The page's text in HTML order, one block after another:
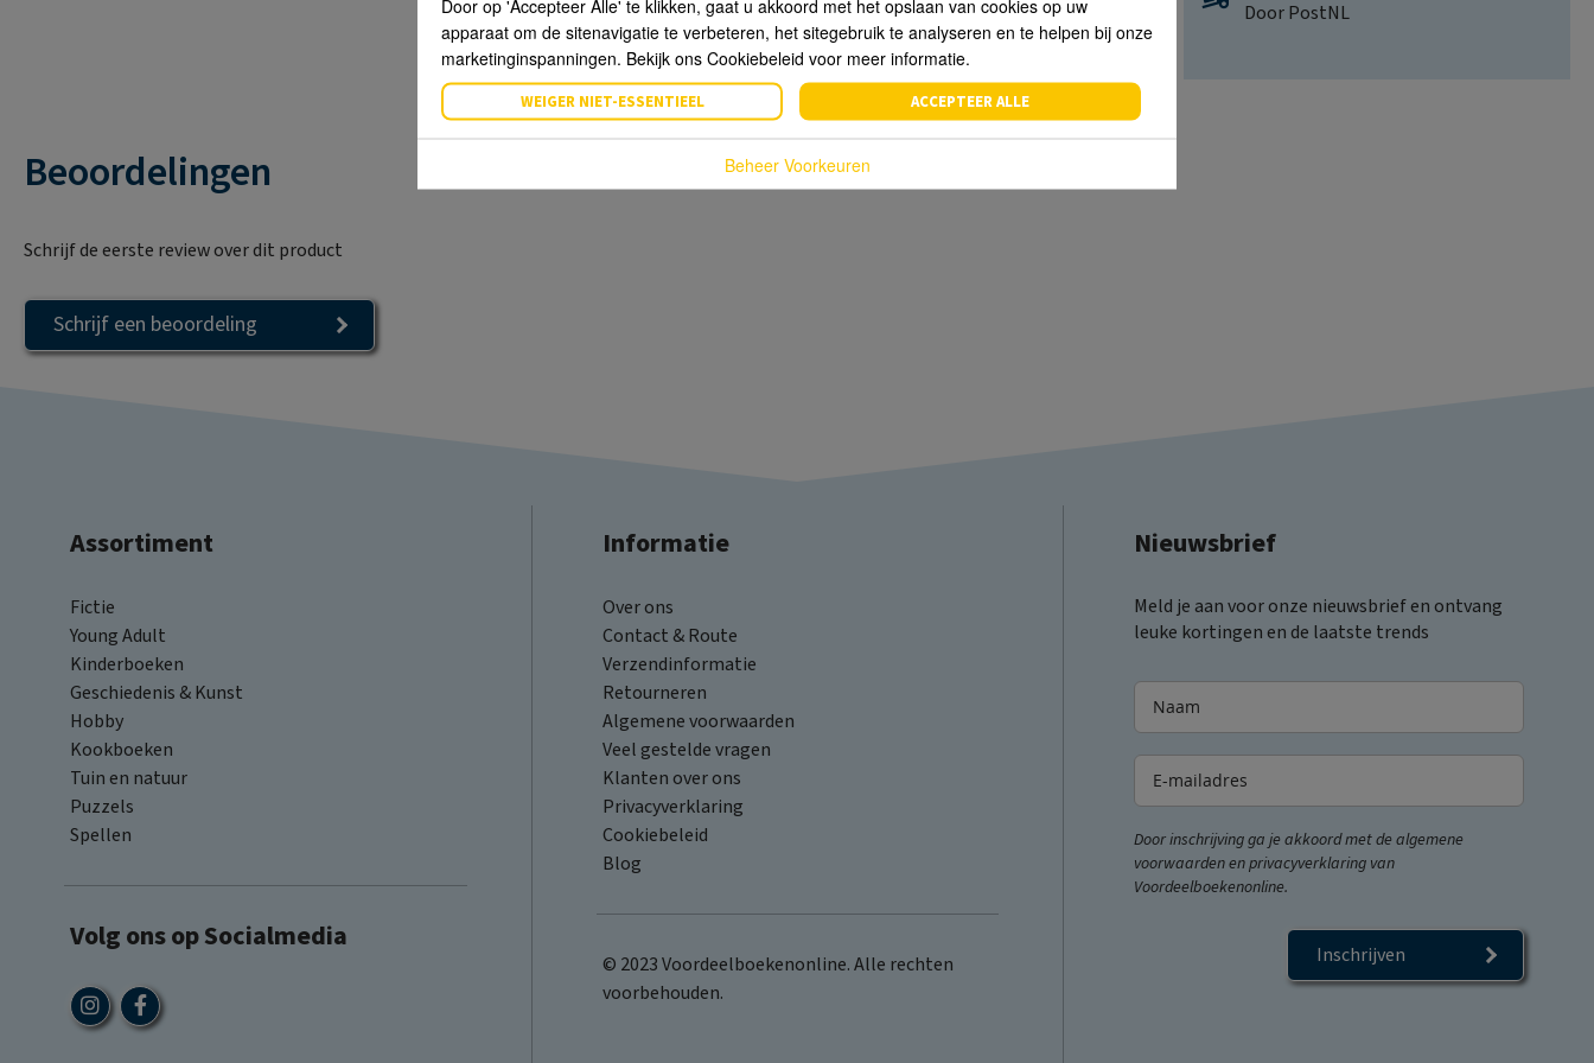
Door PostNL
Beoordelingen
Schrijf de eerste review over dit product
Schrijf een beoordeling
Assortiment
Fictie
Young Adult
Kinderboeken
Geschiedenis & Kunst
Hobby
Kookboeken
Tuin en natuur
Puzzels
Spellen
Volg ons op Socialmedia
Informatie
Over ons
Contact & Route
Verzendinformatie
Retourneren
Algemene voorwaarden
Veel gestelde vragen
Klanten over ons
Privacyverklaring
Cookiebeleid
Blog
© 2023 Voordeelboekenonline. Alle rechten
voorbehouden.
Nieuwsbrief
Meld je aan voor onze nieuwsbrief en ontvang
leuke kortingen en de laatste trends
Door inschrijving ga je akkoord met de algemene
voorwaarden en privacyverklaring van
Voordeelboekenonline.
Inschrijven
Door op 'Accepteer Alle' te klikken, gaat u akkoord met het opslaan van cookies op uw
apparaat om de sitenavigatie te verbeteren, het sitegebruik te analyseren en te helpen bij onze
marketinginspanningen. Bekijk ons Cookiebeleid voor meer informatie.
WEIGER NIET-ESSENTIEEL ACCEPTEER ALLE
Beheer Voorkeuren